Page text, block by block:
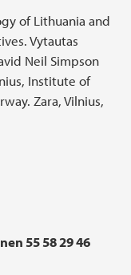
of Lithuania and
Vytautas
Neil Simpson
Institute of
Zara, Vilnius,
55 58 29 46